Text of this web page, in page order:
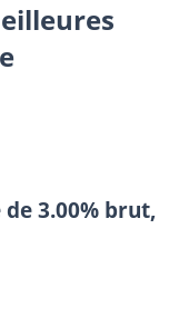
3.00% brut,